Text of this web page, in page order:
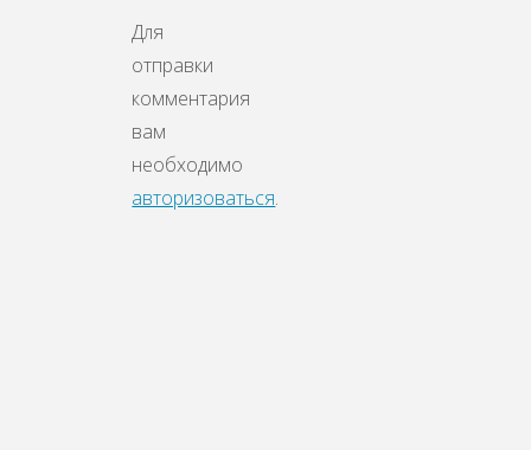
Для
отправки
комментария
вам
необходимо
авторизоваться.